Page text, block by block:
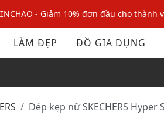
- Giảm 10% đơn đầu cho thành
giảm ngay 10% khi thanh toán
- Giảm 10% đơn đầu cho thành
LÀM ĐẸP ĐỒ GIA DỤNG
Dép kẹp nữ SKECHERS Hyper